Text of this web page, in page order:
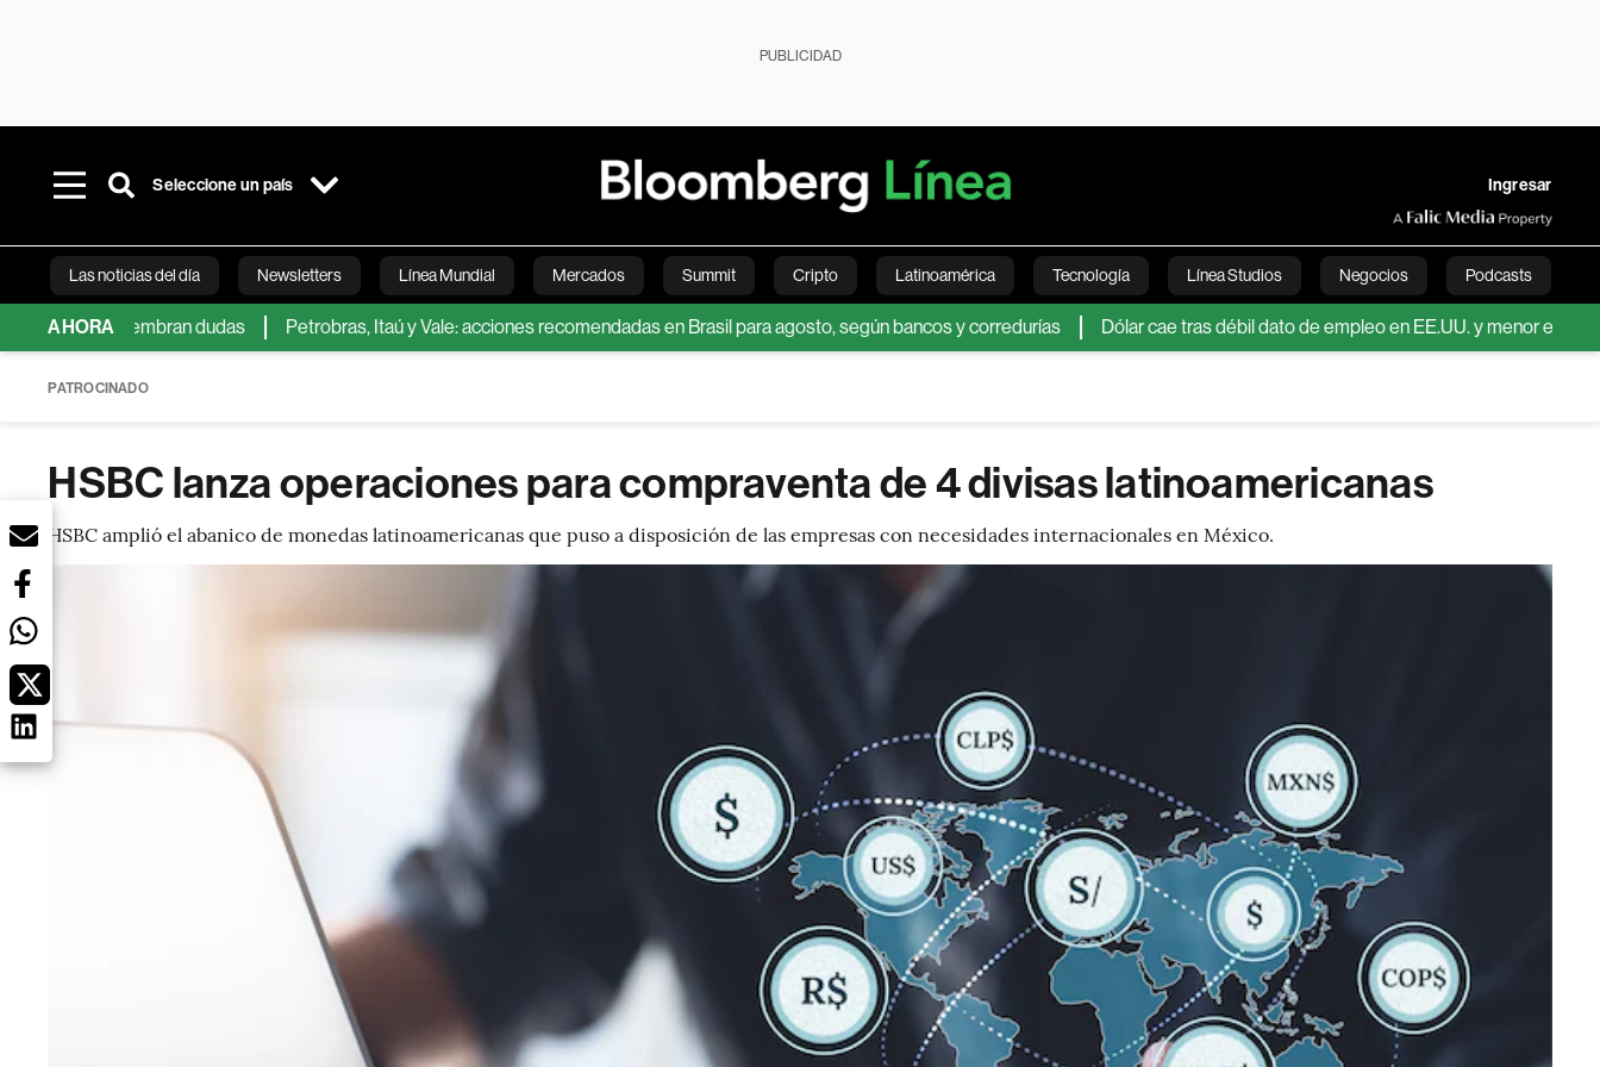
PUBLICIDAD
Seleccione un país Ingresar
Las noticias del día Newsletters Línea Mundial Mercados Summit Cripto Latinoamérica Tecnología Línea Studios Negocios Podcasts
Bloomberg Green Economía Estilo de vida Mundo Videos English
AHORA
que siembran dudas Petrobras, Itaú y Vale: acciones recomendadas en Brasil para agosto, según bancos y corredurías Dólar cae tras débil dato de empleo en EE.UU. y menor expectativa
PATROCINADO
HSBC lanza operaciones para compraventa de 4 divisas latinoamericanas
HSBC amplió el abanico de monedas latinoamericanas que puso a disposición de las empresas con necesidades internacionales en México.